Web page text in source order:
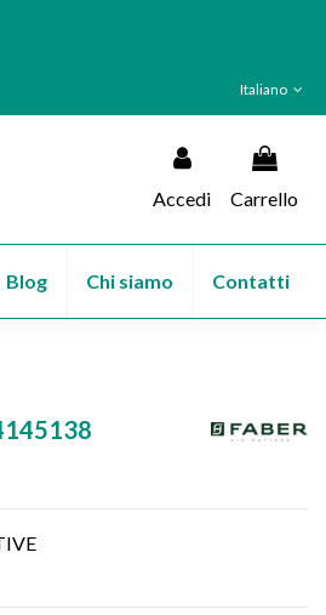
Italiano
Accedi Carrello
Contatti
Chi siamo
Blog